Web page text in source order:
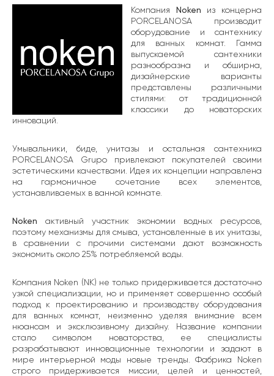
Компания Noken из концерна
PORCELANOSA производит
оборудование и сантехнику
для ванных комнат. Гамма
выпускаемой сантехники
разнообразна и обширна,
дизайнерские варианты
представлены различными
стилями: от традиционной
классики до новаторских
инноваций.
Умывальники, биде, унитазы и остальная сантехника
PORCELANOSA Grupo привлекают покупателей своими
эстетическими качествами. Идея их концепции направлена
на гармоничное сочетание всех элементов,
устанавливаемых в ванной комнате.
Noken активный участник экономии водных ресурсов,
поэтому механизмы для смыва, установленные в их унитазы,
в сравнении с прочими системами дают возможность
экономить около 25% потребляемой воды.
Компания Noken (NK) не только придерживается достаточно
узкой специализации, но и применяет совершенно особый
подход к проектированию и производству оборудования
для ванных комнат, неизменно уделяя внимание всем
нюансам и эксклюзивному дизайну. Название компании
стало символом новаторства, ее специалисты
разрабатывают инновационные технологии и задают в
мире интерьерной моды новые тренды. Фабрика Noken
строго придерживается миссии, целей и ценностей,